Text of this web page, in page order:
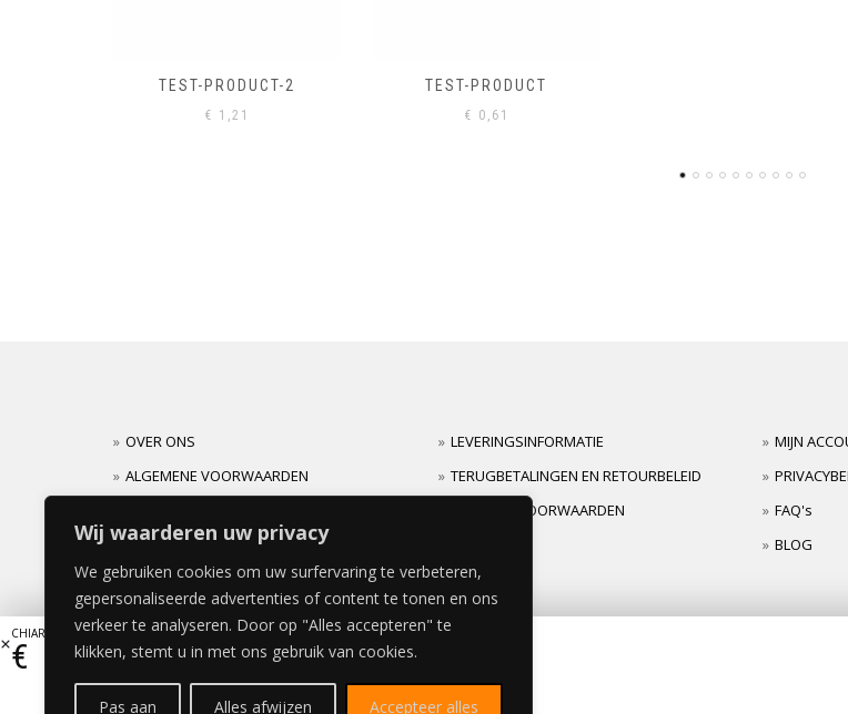
Wij waarderen uw privacy
We gebruiken cookies om uw surfervaring te verbeteren,
gepersonaliseerde advertenties of content te tonen en ons
verkeer te analyseren. Door op "Alles accepteren" te
klikken, stemt u in met ons gebruik van cookies.
Pas aan Alles afwijzen Accepteer alles
TEST-PRODUCT
€ 0,61
OVER ONS
ALGEMENE VOORWAARDEN
LEVERINGSINFORMATIE
TERUGBETALINGEN EN RETOURBELEID
GARANTIEVOORWAARDEN
MIJN
FAQ's
BLOG
CHIARO LADE (mat) 80x40cm
€ 150,04